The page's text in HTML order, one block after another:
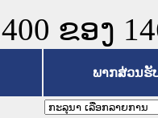
ຂອງ
ພາກສ່ວນຮັ